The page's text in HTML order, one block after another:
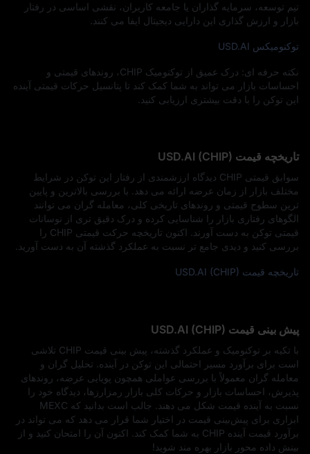
تیم توسعه، سرمایه‌ گذاران یا جامعه کاربران، نقشی اساسی در رفتار
بازار و ارزش‌ گذاری این دارایی دیجیتال ایفا می‌ کنند.
توکنومیکس USD.AI
نکته حرفه‌ ای: درک عمیق از توکنومیک CHIP، روندهای قیمتی و
احساسات بازار می‌ تواند به شما کمک کند تا پتانسیل حرکات قیمتی آینده
این توکن را با دقت بیشتری ارزیابی کنید.
تاریخچه قیمت USD.AI (CHIP)
سوابق قیمتی CHIP دیدگاه ارزشمندی از رفتار این توکن در شرایط
مختلف بازار از زمان عرضه ارائه می‌ دهد. با بررسی بالاترین و پایین‌
ترین سطوح قیمتی و روندهای تاریخی کلی، معامله‌ گران می‌ توانند
الگوهای رفتاری بازار را شناسایی کرده و درک دقیق‌ تری از نوسانات
قیمتی توکن به دست آورند. اکنون تاریخچه حرکت قیمتی CHIP را
بررسی کنید و دیدی جامع‌ تر نسبت به عملکرد گذشته آن به دست آورید.
تاریخچه قیمت USD.AI (CHIP)
پیش‌ بینی قیمت USD.AI (CHIP)
با تکیه بر توکنومیک و عملکرد گذشته، پیش‌ بینی قیمت CHIP تلاشی
است برای برآورد مسیر احتمالی این توکن در آینده. تحلیل‌ گران و
معامله‌ گران معمولاً با بررسی عواملی همچون پویایی عرضه، روندهای
پذیرش، احساسات بازار و حرکات کلی بازار رمزارزها، دیدگاه خود را
نسبت به آینده قیمت شکل می‌ دهند. جالب است بدانید که MEXC
ابزاری برای پیش‌بینی قیمت در اختیار شما قرار می‌ دهد که می‌ تواند در
برآورد قیمت آینده CHIP به شما کمک کند. اکنون آن را امتحان کنید و از
بینش داده‌ محور بازار بهره‌ مند شوید!